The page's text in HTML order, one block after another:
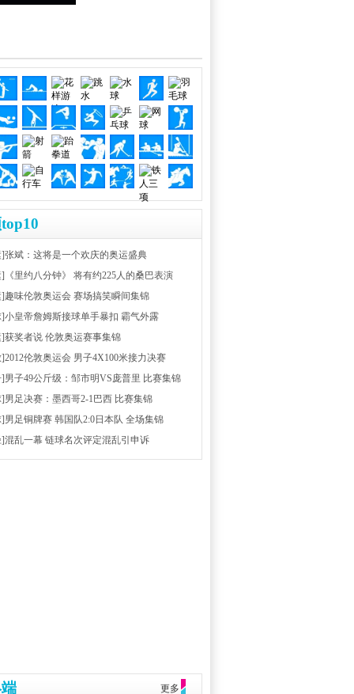
张斌：这将是一个欢庆的奥运盛典
《里约八分钟》 将有约225人的桑巴表演
趣味伦敦奥运会 赛场搞笑瞬间集锦
小皇帝詹姆斯接球单手暴扣 霸气外露
获奖者说 伦敦奥运赛事集锦
伦敦奥运会 男子4X100米接力决赛
男子49公斤级：邹市明VS庞普里 比赛集锦
男足决赛：墨西哥2-1巴西 比赛集锦
男足铜牌赛 韩国队2:0日本队 全场集锦
混乱一幕 链球名次评定混乱引申诉
更多